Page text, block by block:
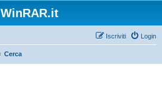
WinRAR.it
Login
Iscriviti
Cerca